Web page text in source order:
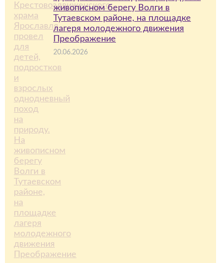
живописном берегу Волги в
Тутаевском районе, на площадке
лагеря молодежного движения
Преображение
20.06.2026